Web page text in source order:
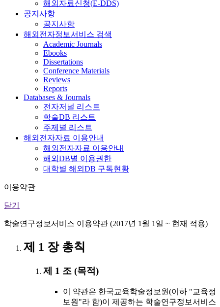
해외자료신청(E-DDS)
공지사항
공지사항
해외전자정보서비스 검색
Academic Journals
Ebooks
Dissertations
Conference Materials
Reviews
Reports
Databases & Journals
전자저널 리스트
학술DB 리스트
주제별 리스트
해외전자자료 이용안내
해외전자자료 이용안내
해외DB별 이용권한
대학별 해외DB 구독현황
이용약관
닫기
학술연구정보서비스 이용약관 (2017년 1월 1일 ~ 현재 적용)
제 1 장 총칙
제 1 조 (목적)
이 약관은 한국교육학술정보원(이하 "교육정
보원"라 함)이 제공하는 학술연구정보서비스